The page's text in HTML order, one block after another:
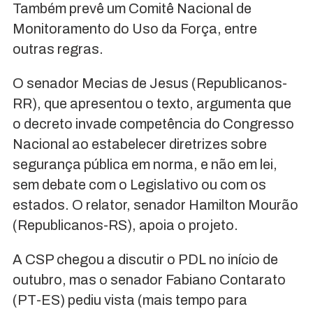
Também prevê um Comitê Nacional de
Monitoramento do Uso da Força, entre
outras regras.
O senador Mecias de Jesus (Republicanos-
RR), que apresentou o texto, argumenta que
o decreto invade competência do Congresso
Nacional ao estabelecer diretrizes sobre
segurança pública em norma, e não em lei,
sem debate com o Legislativo ou com os
estados. O relator, senador Hamilton Mourão
(Republicanos-RS), apoia o projeto.
A CSP chegou a discutir o PDL no início de
outubro, mas o senador Fabiano Contarato
(PT-ES) pediu vista (mais tempo para